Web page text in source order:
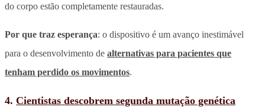
do corpo estão completamente restauradas.
Por que traz esperança: o dispositivo é um avanço inestimável
para o desenvolvimento de alternativas para pacientes que
tenham perdido os movimentos.
4. Cientistas descobrem segunda mutação genética